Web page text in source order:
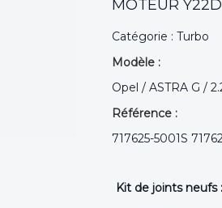
MOTEUR
Catégorie : Turbo
Modèle :
Opel / ASTRA G /
Référence :
717625-5001S
Kit de joints neufs :